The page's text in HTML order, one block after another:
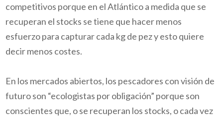
competitivos porque en el Atlántico a medida que se
recuperan el stocks se tiene que hacer menos
esfuerzo para capturar cada kg de pez y esto quiere
decir menos costes.
En los mercados abiertos, los pescadores con visión de
futuro son “ecologistas por obligación” porque son
conscientes que, o se recuperan los stocks, o cada vez